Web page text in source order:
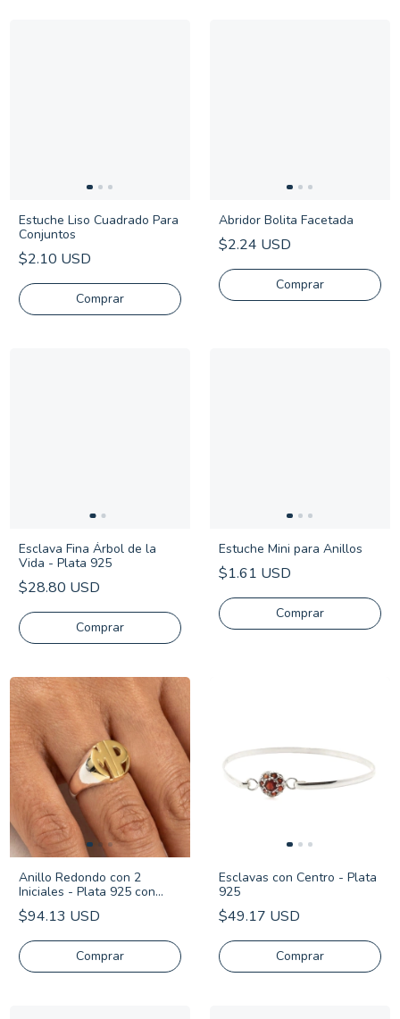
Estuche Liso Cuadrado Para
Conjuntos
$2.10 USD
Comprar
Abridor Bolita Facetada
$2.24 USD
Comprar
Esclava Fina Árbol de la
Vida - Plata 925
$28.80 USD
Estuche Mini para Anillos
$1.61 USD
Comprar
Anillo Redondo con 2
Iniciales - Plata 925 con
Frente de Oro
$94.13 USD
Comprar
Esclavas con Centro - Plata
925
$49.17 USD
Comprar